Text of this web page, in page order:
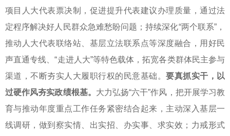
项目人大代表票决制，促进提升代表建议办理质量，通过法
定程序解决好人民群众急难愁盼问题；持续深化“两个联系”，
推动人大代表联络站、基层立法联系点等深度融合，用好民
声直通专线、“走进人大”等特色载体，拓宽各类群体民主参与
渠道，不断夯实人大履职行权的民意基础。要真抓实干，以
过硬作风夯实政绩根基。 大力弘扬“六干”作风，把开展学习教
育与推动年度重点工作任务紧密结合起来，主动深入基层一
线调研，做到察实情、出实招、办实事、求实效；力戒形式